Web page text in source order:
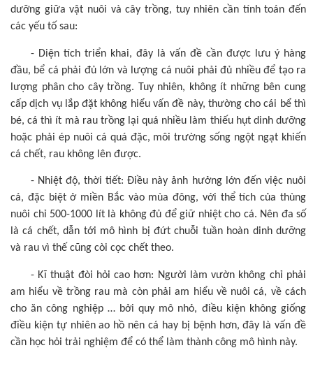
dưỡng giữa vật nuôi và cây trồng, tuy nhiên cần tính toán đến
các yếu tố sau:
- Diện tích triển khai, đây là vấn đề cần được lưu ý hàng
đầu, bể cá phải đủ lớn và lượng cá nuôi phải đủ nhiều để tạo ra
lượng phân cho cây trồng. Tuy nhiên, không ít những bên cung
cấp dịch vụ lắp đặt không hiểu vấn đề này, thường cho cái bể thì
bé, cá thì ít mà rau trồng lại quá nhiều làm thiếu hụt dinh dưỡng
hoặc phải ép nuôi cá quá đặc, môi trường sống ngột ngạt khiến
cá chết, rau không lên được.
- Nhiệt độ, thời tiết: Điều này ảnh hưởng lớn đến việc nuôi
cá, đặc biệt ở miền Bắc vào mùa đông, với thể tích của thùng
nuôi chỉ 500-1000 lít là không đủ để giữ nhiệt cho cá. Nên đa số
là cá chết, dẫn tới mô hình bị đứt chuỗi tuần hoàn dinh dưỡng
và rau vì thế cũng còi cọc chết theo.
- Kĩ thuật đòi hỏi cao hơn: Người làm vườn không chỉ phải
am hiểu về trồng rau mà còn phải am hiểu về nuôi cá, về cách
cho ăn công nghiệp … bởi quy mô nhỏ, điều kiện không giống
điều kiện tự nhiên ao hồ nên cá hay bị bệnh hơn, đây là vấn đề
cần học hỏi trải nghiệm để có thể làm thành công mô hình này.